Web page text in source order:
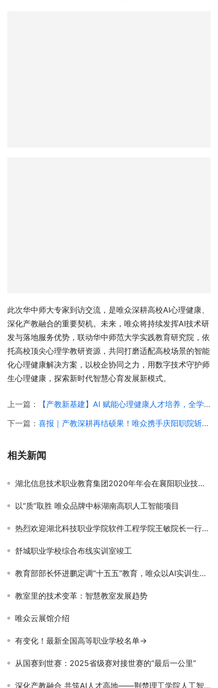
此次华中师大专家到访交流，是唯众深耕高校AI心理健康、
深化产教融合的重要契机。未来，唯众将持续发挥AI技术研
发与落地服务优势，联动华中师范大学实践教育研究院，依
托高校顶尖心理学教研资源，共同打磨适配高校场景的智能
化心理健康解决方案，以校企协同之力，用数字技术守护师
生心理健康，探索新时代智慧心育发展新模式。
上一篇：
【产教新基建】AI 赋能心理健康人才培养，全学段心理专业标准化落地解决方案
下一篇： 喜报｜产教深耕再结硕果！唯众携手庆阳职院斩获省级一等教学成果培育奖
相关新闻
湖北信息技术职业教育集团2020年年会在襄阳职业技术学院圆满落幕
以“质”取胜 唯众品牌中标湖南高职人工智能项目
热烈欢迎湖北科技职业学院软件工程学院王敏院长一行莅临唯众考察交流
舒城职业学校综合布线实训室竣工
教育部部长怀进鹏定调“十五五”教育，唯众以AI实训生态抢滩教育强国新赛道
教室里的技术变革：智慧教室发展趋势
唯众云展馆介绍
有变化！最新全国高等职业学校名单→
从国赛到世赛：2025省级赛对接世赛的“最后一公里”
深化产教融合 共筑AI人才高地——荆楚理工学院人工智能学院领导老师一行来访交流